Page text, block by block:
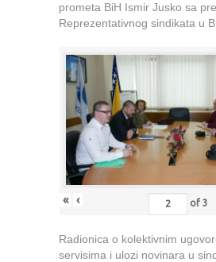
prometa BiH Ismir Jusko sa
Reprezentativnog sindikata u
« ‹ of 3
Radionica o kolektivnim
servisima i ulozi novinara u